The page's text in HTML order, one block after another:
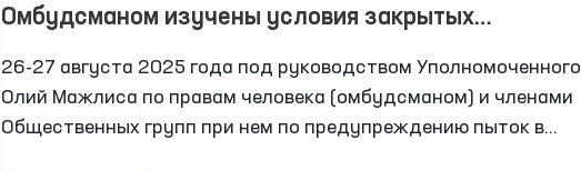
Омбудсманом изучены условия закрытых
учреждений Андижанской области
26-27 августа 2025 года под руководством Уполномоченного
Олий Мажлиса по правам человека (омбудсманом) и членами
Общественных групп при нем по предупреждению пыток в